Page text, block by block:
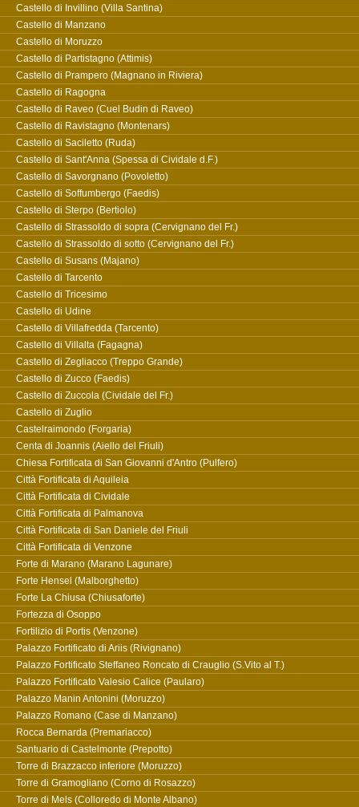
Castello di Invillino (Villa Santina)
Castello di Manzano
Castello di Moruzzo
Castello di Partistagno (Attimis)
Castello di Prampero (Magnano in Riviera)
Castello di Ragogna
Castello di Raveo (Cuel Budin di Raveo)
Castello di Ravistagno (Montenars)
Castello di Saciletto (Ruda)
Castello di Sant'Anna (Spessa di Cividale d.F.)
Castello di Savorgnano (Povoletto)
Castello di Soffumbergo (Faedis)
Castello di Sterpo (Bertiolo)
Castello di Strassoldo di sopra (Cervignano del Fr.)
Castello di Strassoldo di sotto (Cervignano del Fr.)
Castello di Susans (Majano)
Castello di Tarcento
Castello di Tricesimo
Castello di Udine
Castello di Villafredda (Tarcento)
Castello di Villalta (Fagagna)
Castello di Zegliacco (Treppo Grande)
Castello di Zucco (Faedis)
Castello di Zuccola (Cividale del Fr.)
Castello di Zuglio
Castelraimondo (Forgaria)
Centa di Joannis (Aiello del Friuli)
Chiesa Fortificata di San Giovanni d'Antro (Pulfero)
Città Fortificata di Aquileia
Città Fortificata di Cividale
Città Fortificata di Palmanova
Città Fortificata di San Daniele del Friuli
Città Fortificata di Venzone
Forte di Marano (Marano Lagunare)
Forte Hensel (Malborghetto)
Forte La Chiusa (Chiusaforte)
Fortezza di Osoppo
Fortilizio di Portis (Venzone)
Palazzo Fortificato di Ariis (Rivignano)
Palazzo Fortificato Steffaneo Roncato di Crauglio (S.Vito al T.)
Palazzo Fortificato Valesio Calice (Paularo)
Palazzo Manin Antonini (Moruzzo)
Palazzo Romano (Case di Manzano)
Rocca Bernarda (Premariacco)
Santuario di Castelmonte (Prepotto)
Torre di Brazzacco inferiore (Moruzzo)
Torre di Gramogliano (Corno di Rosazzo)
Torre di Mels (Colloredo di Monte Albano)